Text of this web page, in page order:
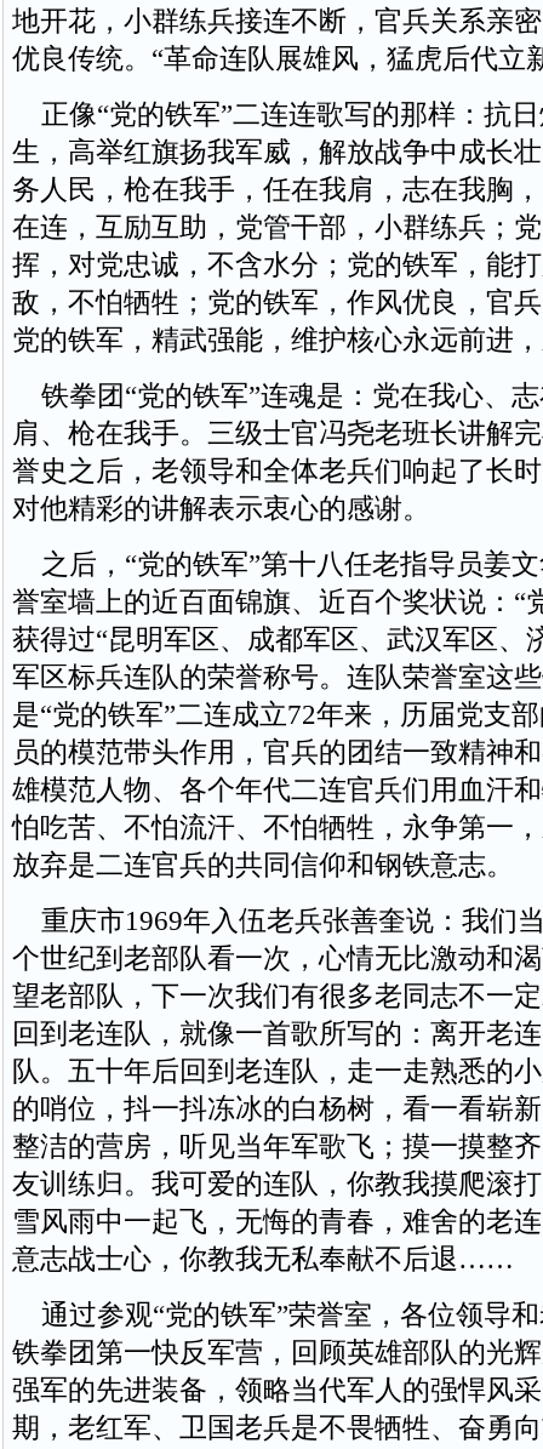
地开花，小群练兵接连不断，官兵关系亲
优良传统。“革命连队展雄风，猛虎后代立
正像“党的铁军”二连连歌写的那样：抗
生，高举红旗扬我军威，解放战争中成长
务人民，枪在我手，任在我肩，志在我胸
在连，互励互助，党管干部，小群练兵；
挥，对党忠诚，不含水分；党的铁军，能
敌，不怕牺牲；党的铁军，作风优良，官
党的铁军，精武强能，维护核心永远前进
铁拳团“党的铁军”连魂是：党在我心、
肩、枪在我手。三级士官冯尧老班长讲解
誉史之后，老领导和全体老兵们响起了长
对他精彩的讲解表示衷心的感谢。
之后，“党的铁军”第十八任老指导员姜
誉室墙上的近百面锦旗、近百个奖状说：“
获得过“昆明军区、成都军区、武汉军区、
军区标兵连队的荣誉称号。连队荣誉室这
是“党的铁军”二连成立72年来，历届党支
员的模范带头作用，官兵的团结一致精神
雄模范人物、各个年代二连官兵们用血汗
怕吃苦、不怕流汗、不怕牺牲，永争第一
放弃是二连官兵的共同信仰和钢铁意志。
重庆市1969年入伍老兵张善奎说：我们
个世纪到老部队看一次，心情无比激动和
望老部队，下一次我们有很多老同志不一
回到老连队，就像一首歌所写的：离开老
队。五十年后回到老连队，走一走熟悉的
的哨位，抖一抖冻冰的白杨树，看一看崭
整洁的营房，听见当年军歌飞；摸一摸整
友训练归。我可爱的连队，你教我摸爬滚
雪风雨中一起飞，无悔的青春，难舍的老
意志战士心，你教我无私奉献不后退……
通过参观“党的铁军”荣誉室，各位领导
铁拳团第一快反军营，回顾英雄部队的光
强军的先进装备，领略当代军人的强悍风
期，老红军、卫国老兵是不畏牺牲、奋勇